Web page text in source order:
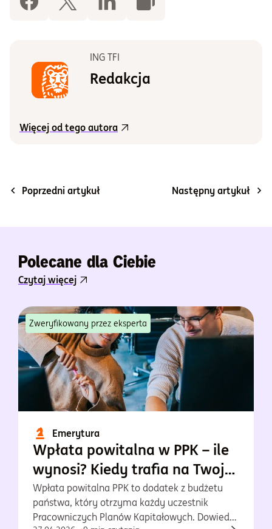
ING TFI
Redakcja
Więcej od tego autora
Poprzedni artykuł Następny artykuł
Polecane dla Ciebie
Czytaj więcej
Zweryfikowany przez eksperta
Emerytura
Wpłata powitalna w PPK – ile
wynosi? Kiedy trafia na Twoje
konto?
Wpłata powitalna PPK to dodatek z budżetu
państwa, który otrzyma każdy uczestnik
Pracowniczych Planów Kapitałowych. Dowiedz